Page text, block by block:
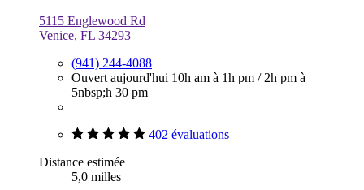
5115 Englewood Rd
Venice, FL 34293
(941) 244-4088
Ouvert aujourd'hui 10h am à 1h pm / 2h pm à
5nbsp;h 30 pm
402 évaluations
Distance estimée
5,0 milles